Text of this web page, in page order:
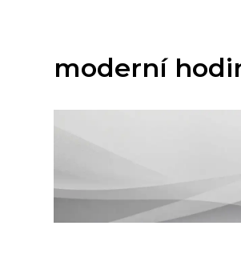
moderní